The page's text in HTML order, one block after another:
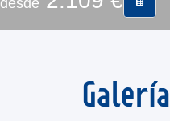
desde
Galería